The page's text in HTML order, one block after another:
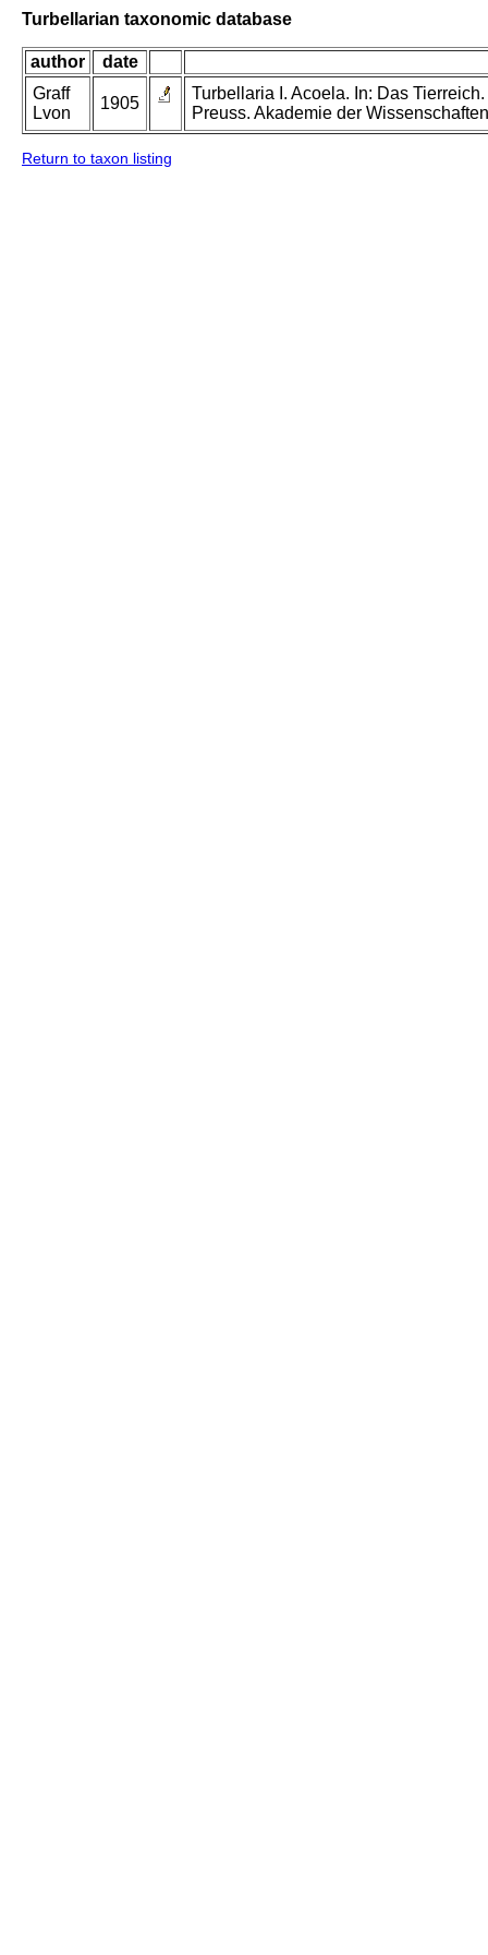
Turbellarian taxonomic database
author
date
Graff
Lvon
1905
Turbellaria I. Acoela. In: Das
Preuss. Akademie der
Return to taxon listing